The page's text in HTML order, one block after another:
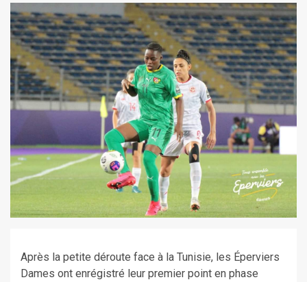
Après la petite déroute face à la Tunisie, les Éperviers
Dames ont enrégistré leur premier point en phase